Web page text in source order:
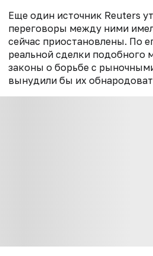
Еще один источник Reuters
переговоры между ними
сейчас приостановлены. По
реальной сделки подобного
законы о борьбе с
вынудили бы их